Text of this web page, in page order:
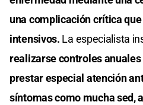
una complicación crítica
intensivos. La especialista
realizarse controles
prestar especial atención
síntomas como mucha sed,